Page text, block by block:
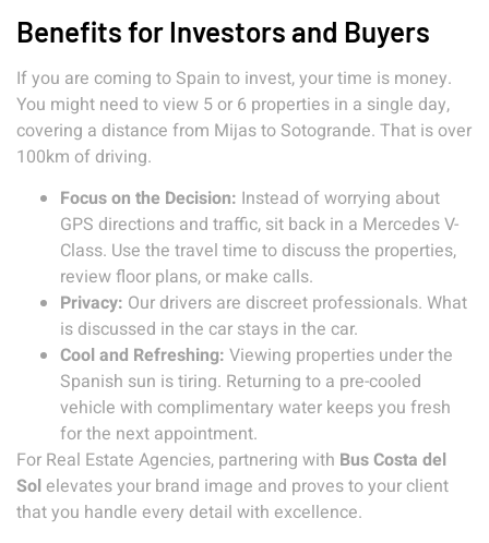
Benefits for Investors and Buyers
If you are coming to Spain to invest, your time is money.
You might need to view 5 or 6 properties in a single day,
covering a distance from Mijas to Sotogrande. That is over
100km of driving.
Focus on the Decision: Instead of worrying about
GPS directions and traffic, sit back in a Mercedes V-
Class. Use the travel time to discuss the properties,
review floor plans, or make calls.
Privacy: Our drivers are discreet professionals. What
is discussed in the car stays in the car.
Cool and Refreshing: Viewing properties under the
Spanish sun is tiring. Returning to a pre-cooled
vehicle with complimentary water keeps you fresh
for the next appointment.
For Real Estate Agencies, partnering with Bus Costa del
Sol elevates your brand image and proves to your client
that you handle every detail with excellence.